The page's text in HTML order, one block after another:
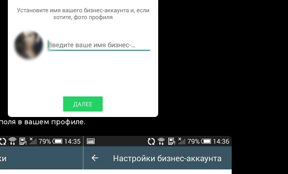
в вашем профиле.